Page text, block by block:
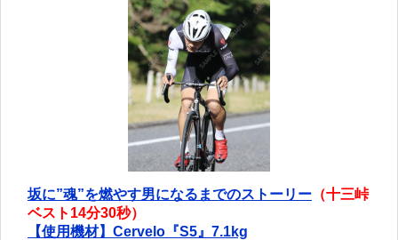
坂に”魂”を燃やす男になるまでのストーリー （十三峠
ベスト14分30秒）
【使用機材】Cervelo『S5』7.1kg